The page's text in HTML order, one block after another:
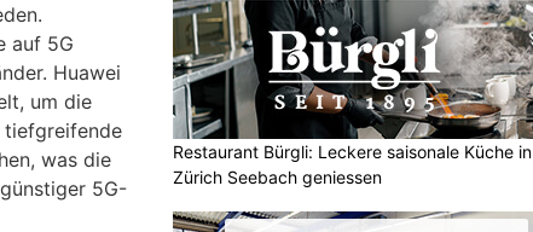
auf 5G
Huawei
um die
tiefgreifende
was die
5G-
Restaurant Bürgli: Leckere saisonale Küche in
Zürich Seebach geniessen